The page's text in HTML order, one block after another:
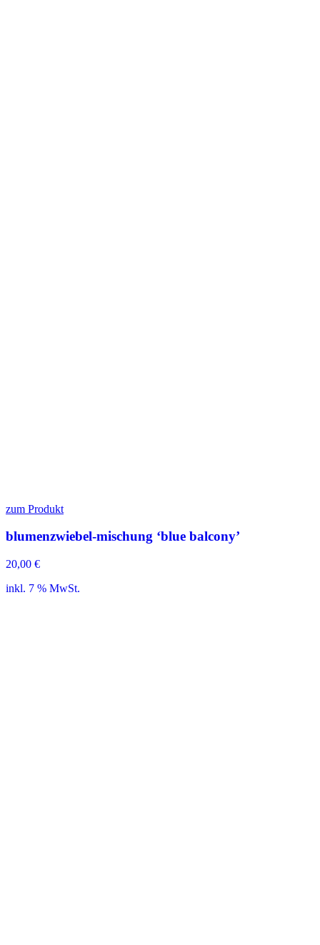
zum Produkt
blumenzwiebel-mischung ‘blue balcony’
20,00 €
inkl. 7 % MwSt.